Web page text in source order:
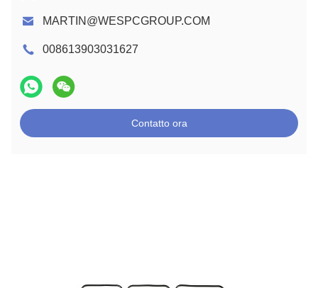
MARTIN@WESPCGROUP.COM
008613903031627
Contatto ora